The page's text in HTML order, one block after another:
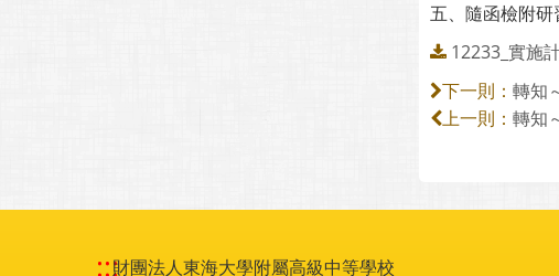
五、隨函檢附研
12233_實施
下一則： 轉知
上一則： 轉知
:::財團法人東海大學附屬高級中等學校